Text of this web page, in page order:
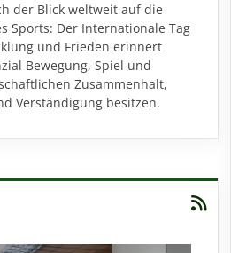
der Blick weltweit auf die
Sports: Der Internationale Tag
und Frieden erinnert
Bewegung, Spiel und
Zusammenhalt,
Verständigung besitzen.